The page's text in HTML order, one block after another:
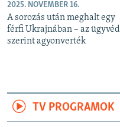
2025. NOVEMBER 16.
A sorozás után meghalt egy
férfi Ukrajnában – az ügyvéd
szerint agyonverték
TV PROGRAMOK